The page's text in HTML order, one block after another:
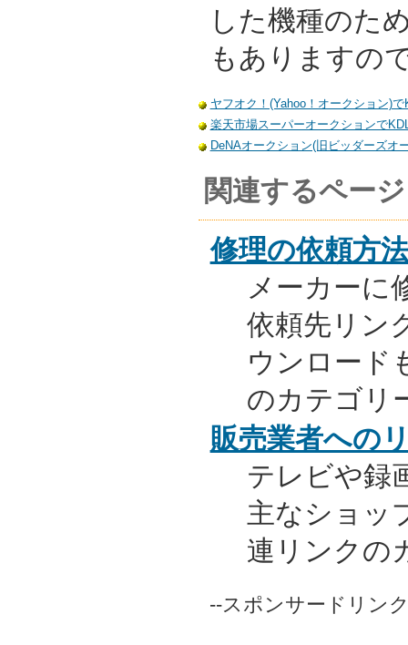
した機種のた
もありますの
ヤフオク！(Yahoo！オークション)
楽天市場スーパーオークションで
DeNAオークション(旧ビッダーズオ
関連するページ
修理の依頼方法
メーカーに
依頼先リン
ウンロード
のカテゴリ
販売業者への
テレビや録
主なショッ
連リンクの
--スポンサードリン